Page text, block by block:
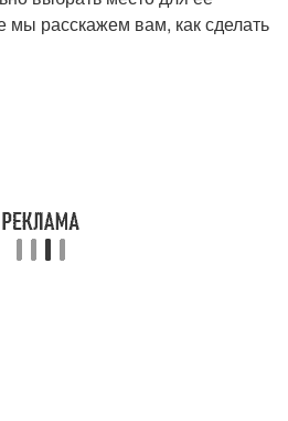
мы расскажем вам, как сделать